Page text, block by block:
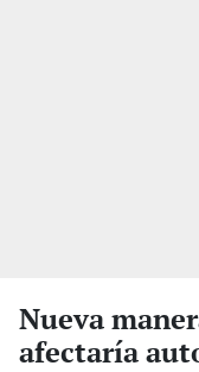
Nueva
afectaría